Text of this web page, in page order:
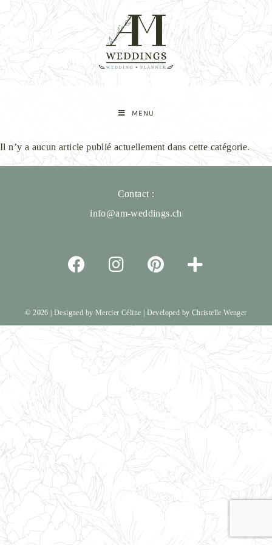
MENU
Il n’y a aucun article publié actuellement dans cette catégorie.
Contact :
info@am-weddings.ch
© 2026 | Designed by Mercier Céline | Developed by Christelle Wenger